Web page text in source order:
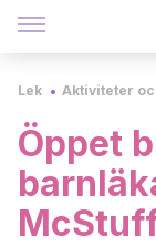
Lek Aktiviteter
Öppet